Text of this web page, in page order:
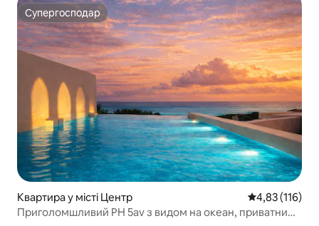
Супергосподар
Супергосподар
Квартира у місті Центр Середня
4,83 (116)
Приголомшливий PH 5av з видом на океан, приватним